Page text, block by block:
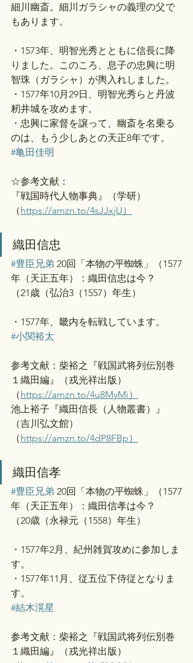
細川幽斎。細川ガラシャの義理の父で
もあります。
・1573年、明智光秀とともに信長に降
りました。このころ、息子の忠興に明
智珠（ガラシャ）が輿入れしました。
・1577年10月29日、明智光秀らと丹波
籾井城を攻めます。
・忠興に家督を譲って、幽斎を名乗る
のは、もう少しあとの天正8年です。
#亀田佳明
☆参考文献：
『戦国時代人物事典』（学研）
（https://amzn.to/4sJJxjU）
織田信忠
#豊臣兄弟 20回「本物の平蜘蛛」（1577
年（天正五年）：織田信忠は今？
（21歳（弘治3（1557）年生）
・1577年、畿内を転戦しています。
#小関裕太
参考文献：柴裕之『戦国武将列伝別巻
１織田編』（戎光祥出版）
（https://amzn.to/4u8MyMi）
池上裕子『織田信長（人物叢書）』
（吉川弘文館）
（https://amzn.to/4dP8FBp）
織田信孝
#豊臣兄弟 20回「本物の平蜘蛛」（1577
年（天正五年）：織田信孝は今？
（20歳（永禄元（1558）年生）
・1577年2月、紀州雑賀攻めに参加しま
す。
・1577年11月、従五位下侍従となりま
す。
#結木滉星
参考文献：柴裕之『戦国武将列伝別巻
１織田編』（戎光祥出版）